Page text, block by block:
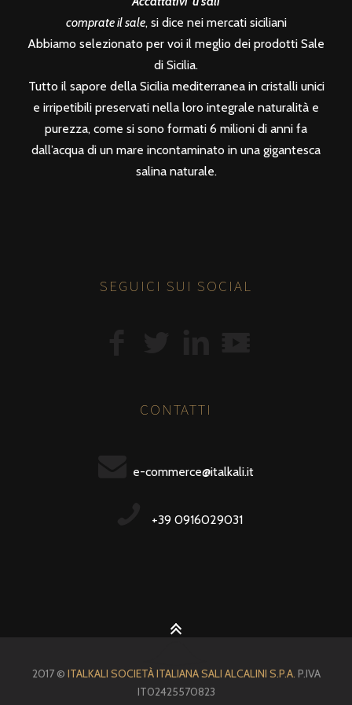
comprate il sale, si dice nei mercati siciliani
Abbiamo selezionato per voi il meglio dei prodotti Sale
di Sicilia.
Tutto il sapore della Sicilia mediterranea in cristalli unici
e irripetibili preservati nella loro integrale naturalità e
purezza, come si sono formati 6 milioni di anni fa
dall’acqua di un mare incontaminato in una gigantesca
salina naturale.
SEGUICI SUI SOCIAL
CONTATTI
e-commerce@italkali.it
+39 0916029031
2017 © ITALKALI SOCIETÀ ITALIANA SALI ALCALINI S.P.A. P.IVA
IT02425570823